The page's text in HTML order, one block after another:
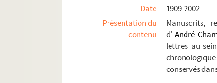
Ms_1154_18. Documents de Frédérique
Date
1909-2002
Présentation du
contenu
Manuscrits,
d' André
lettres au
conservés